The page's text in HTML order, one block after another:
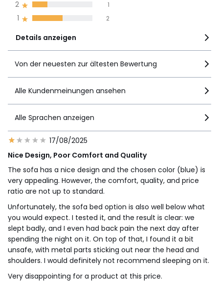
Pflege
• Chemische Reinigung
Hinweis
• 5 Jahre Händlergarantie von La Redoute: Gestell
• 2 Jahre gesetzliche Garantie: Bezug
•BEDARFSGERECHTE PRODUKTION
individuell gemäss Ihrer Bestellung (Grösse, Bezug,
Polsterung, Farbe) angefertigt. Damit wird Überproduktion
•HOLZ AUS NACHHALTIGER FORSTWIRTSCHAFT
zertifiziertes Holz stammt aus nachhaltig bewirtschafteten
Wäldern und kontrollierten Quellen. PEFC™ trägt dazu bei,
den Fortbestand und die Erneuerung durch natürliche
Verjüngung oder durch Anpflanzung zu sichern, indem
Zukunftsbäume erhalten werden und die Vielfalt der
Baumarten gefördert wird.
Herkunftsland : Frankreich/Polen, Kiefer (PINUS
PINASTER/PINUS SYLVESTRIS)
Frankreich/Deutschland, Hartfaserplatte
Frankreich/Deutschland, Spanplatte
1 2
2 1
Details anzeigen
Von der neuesten zur ältesten Bewertung
Alle Kundenmeinungen ansehen
Alle Sprachen anzeigen
17/08/2025
Nice Design, Poor Comfort and Quality
The sofa has a nice design and the chosen color (blue) is
very appealing. However, the comfort, quality, and price
ratio are not up to standard.
Unfortunately, the sofa bed option is also well below what
you would expect. I tested it, and the result is clear: we
slept badly, and I even had back pain the next day after
spending the night on it. On top of that, I found it a bit
unsafe, with metal parts sticking out near the head and
shoulders. I would definitely not recommend sleeping on it.
Very disappointing for a product at this price.